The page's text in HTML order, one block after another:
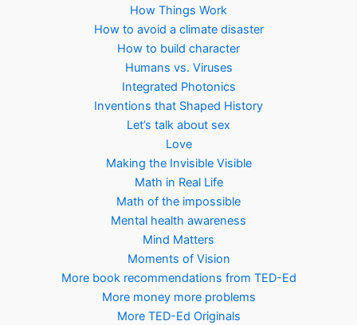
How Things Work
How to avoid a climate disaster
How to build character
Humans vs. Viruses
Integrated Photonics
Inventions that Shaped History
Let’s talk about sex
Love
Making the Invisible Visible
Math in Real Life
Math of the impossible
Mental health awareness
Mind Matters
Moments of Vision
More book recommendations from TED-Ed
More money more problems
More TED-Ed Originals